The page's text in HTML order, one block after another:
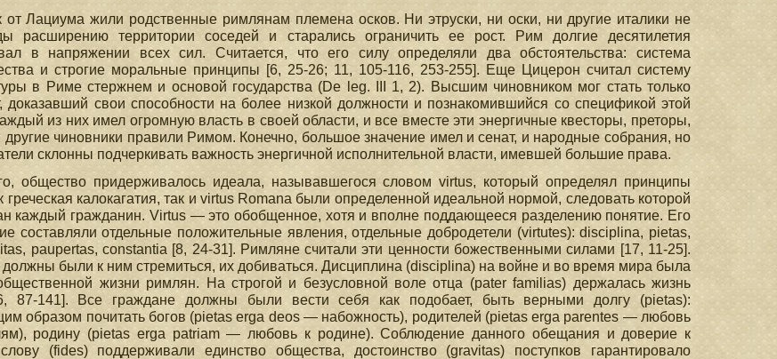
от Лациума жили родственные римлянам племена осков. Ни этруски, ни оски, ни другие италики не
расширению территории соседей и старались ограничить ее рост. Рим долгие десятилетия
в напряжении всех сил. Считается, что его силу определяли два обстоятельства: система
и строгие моральные принципы [6, 25-26; 11, 105-116, 253-255]. Еще Цицерон считал систему
в Риме стержнем и основой государства (De leg. III 1, 2). Высшим чиновником мог стать только
доказавший свои способности на более низкой должности и познакомившийся со спецификой этой
из них имел огромную власть в своей области, и все вместе эти энергичные квесторы, преторы,
другие чиновники правили Римом. Конечно, большое значение имел и сенат, и народные собрания, но
склонны подчеркивать важность энергичной исполнительной власти, имевшей большие права.
общество придерживалось идеала, называвшегося словом virtus, который определял принципы
греческая калокагатия, так и virtus Romana были определенной идеальной нормой, следовать которой
каждый гражданин. Virtus — это обобщенное, хотя и вполне поддающееся разделению понятие. Его
составляли отдельные положительные явления, отдельные добродетели (virtutes): disciplina, pietas,
paupertas, constantia [8, 24-31]. Римляне считали эти ценности божественными силами [17, 11-25].
были к ним стремиться, их добиваться. Дисциплина (disciplina) на войне и во время мира была
жизни римлян. На строгой и безусловной воле отца (pater familias) держалась жизнь
87-141]. Все граждане должны были вести себя как подобает, быть верными долгу (pietas):
образом почитать богов (pietas erga deos — набожность), родителей (pietas erga parentes — любовь
родину (pietas erga patriam — любовь к родине). Соблюдение данного обещания и доверие к
(fides) поддерживали единство общества, достоинство (gravitas) поступков гарантировало